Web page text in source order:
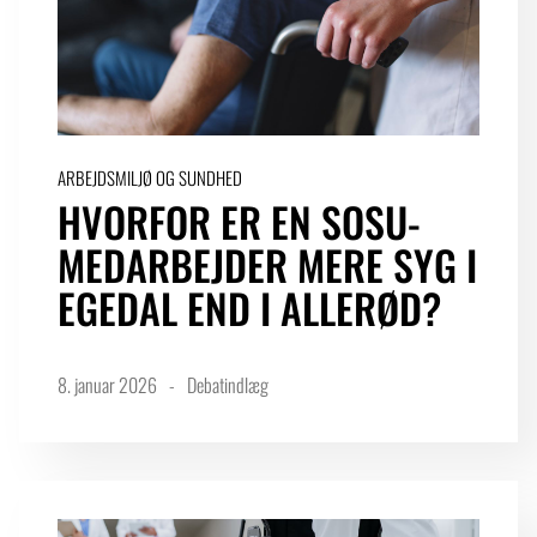
ARBEJDSMILJØ OG SUNDHED
HVORFOR ER EN SOSU-
MEDARBEJDER MERE SYG I
EGEDAL END I ALLERØD?
8. januar 2026 Debatindlæg